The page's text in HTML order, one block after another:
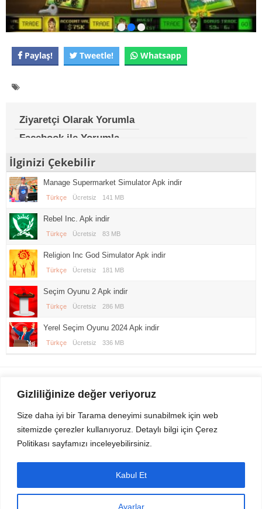
Gizliliğinize değer veriyoruz
Size daha iyi bir Tarama deneyimi sunabilmek için web
sitemizde çerezler kullanıyoruz. Detaylı bilgi için Çerez
Politikası sayfamızı inceleyebilirsiniz.
Ayarlar
Kabul Et
Paylaş! Tweetle! Whatsapp
Ziyaretçi Olarak Yorumla
Facebook ile Yorumla
İlginizi Çekebilir
Manage Supermarket Simulator Apk indir
Türkçe Ücretsiz 141 MB
Rebel Inc. Apk indir
Türkçe Ücretsiz 83 MB
Religion Inc God Simulator Apk indir
Türkçe Ücretsiz 181 MB
Seçim Oyunu 2 Apk indir
Türkçe Ücretsiz 286 MB
Yerel Seçim Oyunu 2024 Apk indir
Türkçe Ücretsiz 336 MB
Gezi Seyahat indirvip apk
Sitemizden Son sürüm Program, Android Uygulama, Android Oyun, Apk
Dosyalarını indirip güvenle bilgisayar ve cep telefonlarınızda kullanabilirsiniz.